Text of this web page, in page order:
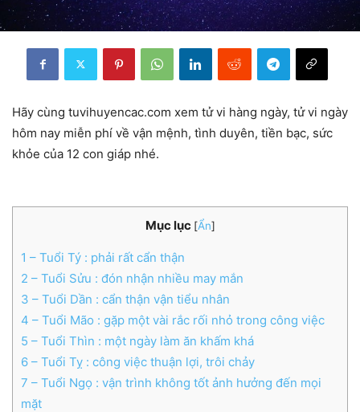
Hãy cùng tuvihuyencac.com xem tử vi hàng ngày, tử vi ngày
hôm nay miễn phí về vận mệnh, tình duyên, tiền bạc, sức
khỏe của 12 con giáp nhé.
Mục lục [Ẩn]
1 – Tuổi Tý : phải rất cẩn thận
2 – Tuổi Sửu : đón nhận nhiều may mắn
3 – Tuổi Dần : cẩn thận vận tiểu nhân
4 – Tuổi Mão : gặp một vài rắc rối nhỏ trong công việc
5 – Tuổi Thìn : một ngày làm ăn khấm khá
6 – Tuổi Tỵ : công việc thuận lợi, trôi chảy
7 – Tuổi Ngọ : vận trình không tốt ảnh hưởng đến mọi
mặt